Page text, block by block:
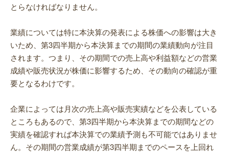
とらなければなりません。
業績については特に本決算の発表による株価への影響は大き
いため、第3四半期から本決算までの期間の業績動向が注目
されます。つまり、その期間での売上高や利益額などの営業
成績や販売状況が株価に影響するため、その動向の確認が重
要となるわけです。
企業によっては月次の売上高や販売実績などを公表している
ところもあるので、第3四半期から本決算までの期間などの
実績を確認すれば本決算での業績予測も不可能ではありませ
ん。その期間の営業成績が第3四半期までのペースを上回れ